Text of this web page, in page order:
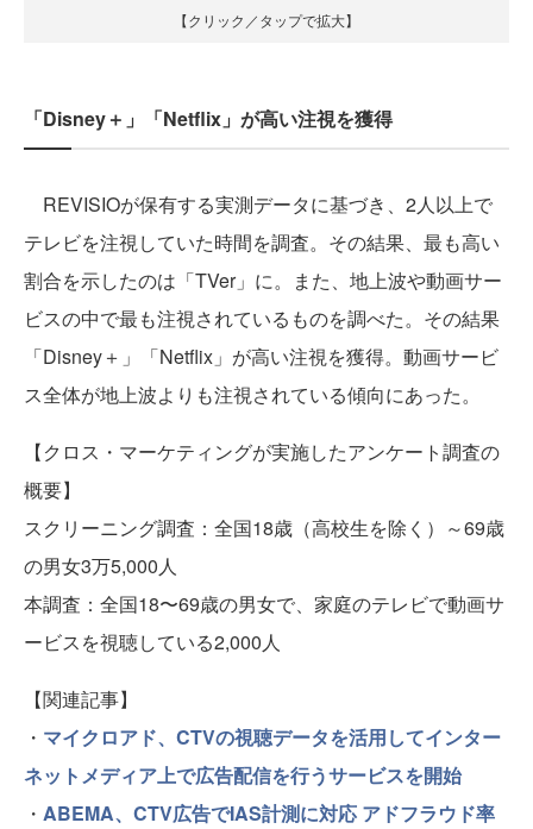
【クリック／タップで拡大】
「Disney＋」「Netflix」が高い注視を獲得
REVISIOが保有する実測データに基づき、2人以上で
テレビを注視していた時間を調査。その結果、最も高い
割合を示したのは「TVer」に。また、地上波や動画サー
ビスの中で最も注視されているものを調べた。その結果
「Disney＋」「Netflix」が高い注視を獲得。動画サービ
ス全体が地上波よりも注視されている傾向にあった。
【クロス・マーケティングが実施したアンケート調査の
概要】
スクリーニング調査：全国18歳（高校生を除く）～69歳
の男女3万5,000人
本調査：全国18〜69歳の男⼥で、家庭のテレビで動画サ
ービスを視聴している2,000人
【関連記事】
・ マイクロアド、CTVの視聴データを活用してインター
ネットメディア上で広告配信を行うサービスを開始
・ ABEMA、CTV広告でIAS計測に対応 アドフラウド率